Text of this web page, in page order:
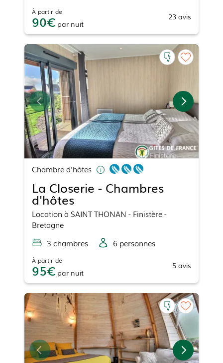
À partir de
90 par nuit
23 avis
Chambre d'hôtes
La Closerie - Chambres
d'hôtes
Location à SAINT THONAN - Finistère -
Bretagne
3 chambres 6 personnes
À partir de
95 par nuit
5 avis